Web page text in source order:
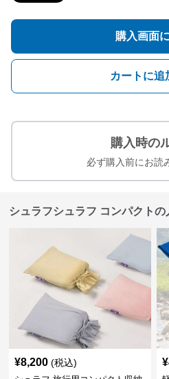
購入画面
カートに追
購入時の
必ず購入前にお読
シュラフシュラフ コンパクトの
¥8,200 (税込) ¥